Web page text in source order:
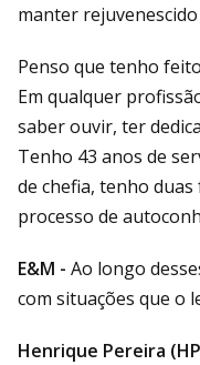
manter
Penso que tenho
Em qualquer
saber ouvir, ter
Tenho 43 anos de
de chefia, tenho
processo de
E&M - Ao longo
com situações que o
Henrique Pereira